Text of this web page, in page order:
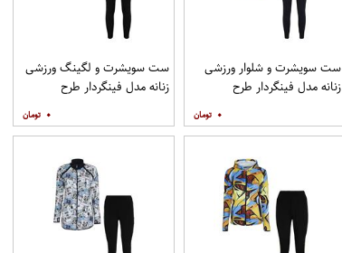
ست سویشرت و شلوار ورزشی
زنانه مدل فینگردار طرح
۰
ست سویشرت و لگینگ ورزشی
زنانه مدل فینگردار طرح
۰